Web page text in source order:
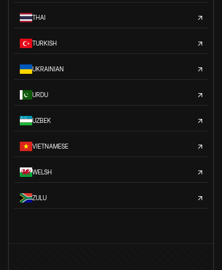
THAI
TURKISH
UKRAINIAN
URDU
UZBEK
VIETNAMESE
WELSH
ZULU